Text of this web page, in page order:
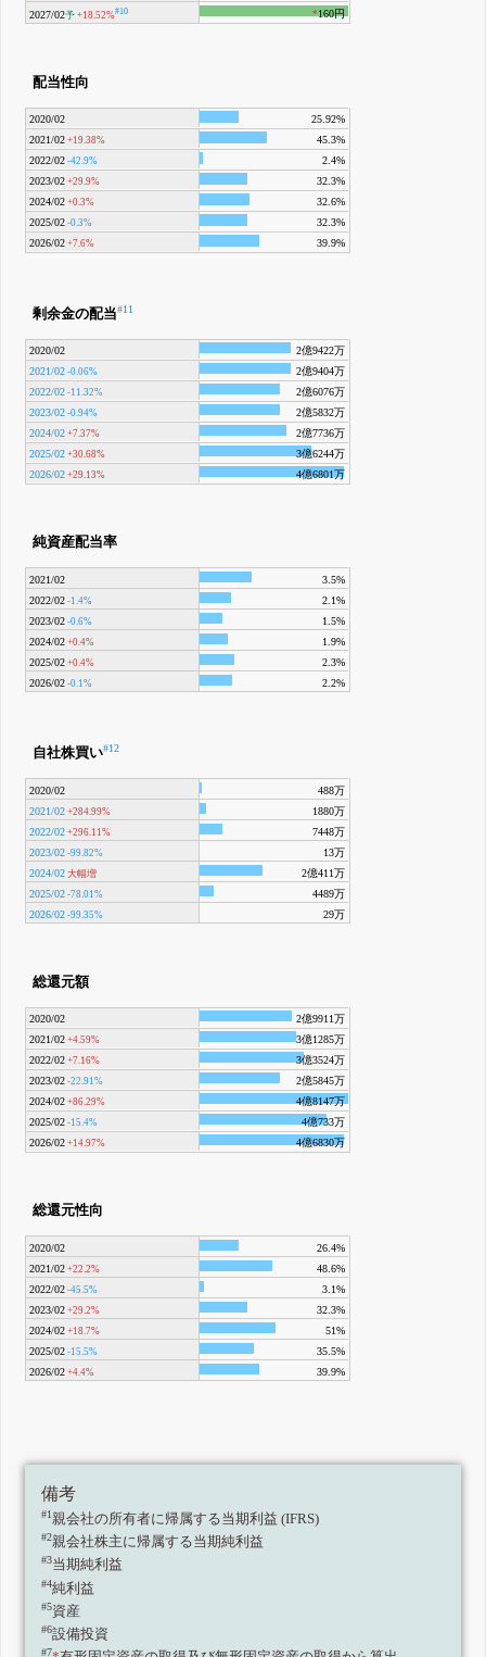
2027/02予 +18.52%#10 * 160円
配当性向
2020/02
25.92%
2021/02 +19.38%
45.3%
2022/02 -42.9%
2.4%
2023/02 +29.9%
32.3%
2024/02 +0.3%
32.6%
2025/02 -0.3%
32.3%
2026/02 +7.6% 39.9%
剰余金の配当#11
2020/02
2億9422万
2021/02 -0.06%
2億9404万
2022/02 -11.32%
2億6076万
2023/02 -0.94%
2億5832万
2024/02 +7.37%
2億7736万
2025/02 +30.68%
3億6244万
2026/02 +29.13% 4億6801万
純資産配当率
2021/02
3.5%
2022/02 -1.4%
2.1%
2023/02 -0.6%
1.5%
2024/02 +0.4%
1.9%
2025/02 +0.4%
2.3%
2026/02 -0.1% 2.2%
自社株買い#12
2020/02
488万
2021/02 +284.99%
1880万
2022/02 +296.11%
7448万
2023/02 -99.82%
13万
2024/02 大幅増
2億411万
2025/02 -78.01%
4489万
2026/02 -99.35% 29万
総還元額
2020/02
2億9911万
2021/02 +4.59%
3億1285万
2022/02 +7.16%
3億3524万
2023/02 -22.91%
2億5845万
2024/02 +86.29%
4億8147万
2025/02 -15.4%
4億733万
2026/02 +14.97% 4億6830万
総還元性向
2020/02
26.4%
2021/02 +22.2%
48.6%
2022/02 -45.5%
3.1%
2023/02 +29.2%
32.3%
2024/02 +18.7%
51%
2025/02 -15.5%
35.5%
2026/02 +4.4% 39.9%
備考
#1 親会社の所有者に帰属する当期利益 (IFRS)
#2親会社株主に帰属する当期純利益
#3当期純利益
#4純利益
#5資産
#6設備投資
#7